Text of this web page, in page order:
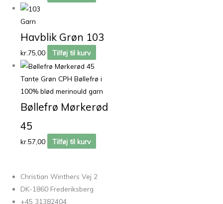
Garn
Havblik Grøn 103
kr.75,00 Tilføj til kurv
Tante Grøn CPH Bøllefrø i
100% blød merinould garn
Bøllefrø Mørkerød
45
kr.57,00 Tilføj til kurv
Christian Winthers Vej 2
DK-1860 Frederiksberg
+45 31382404